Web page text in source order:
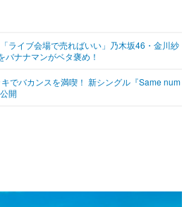
その他
ライブ会場で売ればいい」乃木坂46・金川紗
バナナマンがベタ褒め！
でバカンスを満喫！ 新シングル『Same num
開